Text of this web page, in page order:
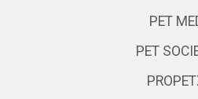
PET
PET